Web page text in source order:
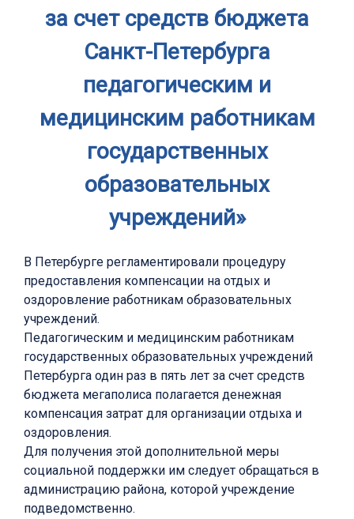
за счет средств бюджета
Санкт-Петербурга
педагогическим и
медицинским работникам
государственных
образовательных
учреждений»
В Петербурге регламентировали процедуру
предоставления компенсации на отдых и
оздоровление работникам образовательных
учреждений.
Педагогическим и медицинским работникам
государственных образовательных учреждений
Петербурга один раз в пять лет за счет средств
бюджета мегаполиса полагается денежная
компенсация затрат для организации отдыха и
оздоровления.
Для получения этой дополнительной меры
социальной поддержки им следует обращаться в
администрацию района, которой учреждение
подведомственно.